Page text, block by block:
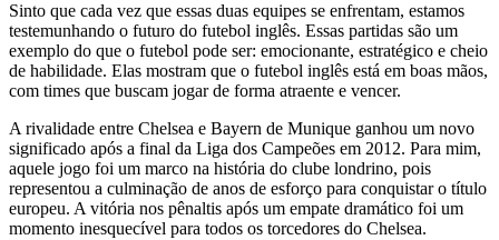
Sinto que cada vez que essas duas equipes se enfrentam, estamos
testemunhando o futuro do futebol inglês. Essas partidas são um
exemplo do que o futebol pode ser: emocionante, estratégico e cheio
de habilidade. Elas mostram que o futebol inglês está em boas mãos,
com times que buscam jogar de forma atraente e vencer.
A rivalidade entre Chelsea e Bayern de Munique ganhou um novo
significado após a final da Liga dos Campeões em 2012. Para mim,
aquele jogo foi um marco na história do clube londrino, pois
representou a culminação de anos de esforço para conquistar o título
europeu. A vitória nos pênaltis após um empate dramático foi um
momento inesquecível para todos os torcedores do Chelsea.